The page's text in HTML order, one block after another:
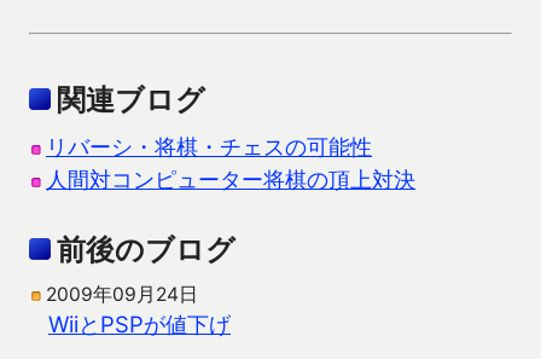
関連ブログ
リバーシ・将棋・チェスの可能性
人間対コンピューター将棋の頂上対決
前後のブログ
2009年09月24日
WiiとPSPが値下げ